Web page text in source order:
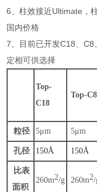
6、柱效接近Ultimate，
国内价格
7、目前已开发C18、
定相可供选择
Top-
C18
Top-C8
粒径 5μm 5μm
孔径 150Å 150Å
比表
面积
260m2/g 260m2/